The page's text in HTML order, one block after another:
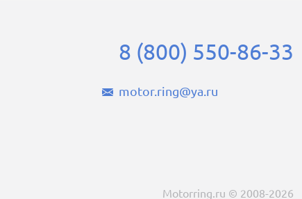
8 (800) 550-86-33
motor.ring@ya.ru
Motorring.ru © 2008-2026